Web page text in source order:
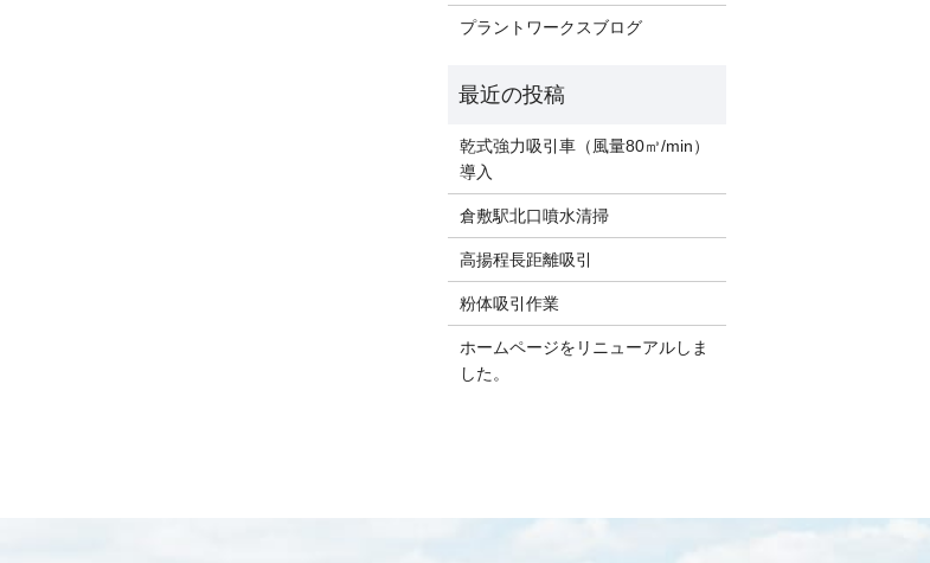
プラントワークスブログ
乾式強力吸引車（風量80㎥/min）
導入
倉敷駅北口噴水清掃
高揚程長距離吸引
粉体吸引作業
ホームページをリニューアルしま
した。